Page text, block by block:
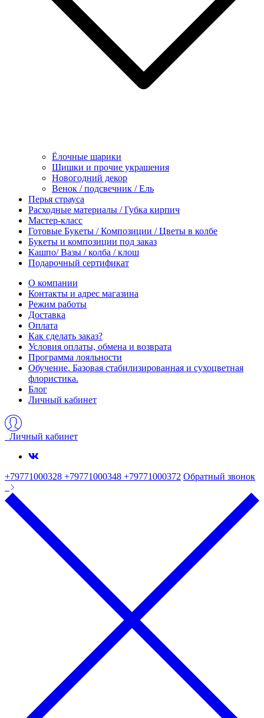
Ёлочные шарики
Шишки и прочие украшения
Новогодний декор
Венок / подсвечник / Ель
Перья страуса
Расходные материалы / Губка кирпич
Мастер-класс
Готовые Букеты / Композиции / Цветы в колбе
Букеты и композиции под заказ
Кашпо/ Вазы / колба / клош
Подарочный сертификат
О компании
Контакты и адрес магазина
Режим работы
Доставка
Оплата
Как сделать заказ?
Условия оплаты, обмена и возврата
Программа лояльности
Обучение. Базовая стабилизированная и сухоцветная
флористика.
Блог
Личный кабинет
Личный кабинет
+79771000328 +79771000348 +79771000372 Обратный звонок